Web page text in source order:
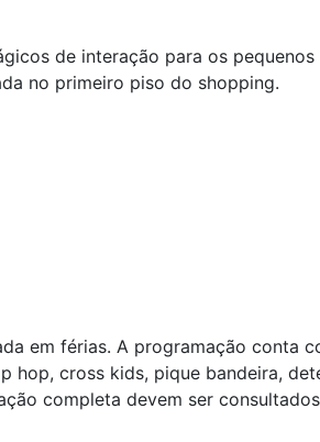
de interação para os
no primeiro piso do shopping.
em férias. A programação conta
hop, cross kids, pique bandeira,
completa devem ser